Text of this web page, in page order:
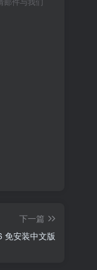
下一篇
黑暗世界：因与果/KARMA: The Dark World v20250626 免安装中文版